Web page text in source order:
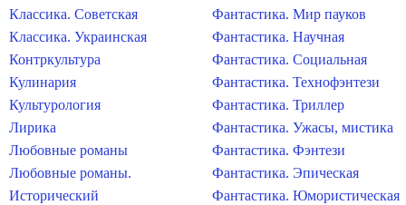
Классика. Советская
Классика. Украинская
Контркультура
Кулинария
Культурология
Лирика
Любовные романы
Любовные романы.
Исторический
Фантастика. Мир пауков
Фантастика. Научная
Фантастика. Социальная
Фантастика. Технофэнтези
Фантастика. Триллер
Фантастика. Ужасы, мистика
Фантастика. Фэнтези
Фантастика. Эпическая
Фантастика. Юмористическая